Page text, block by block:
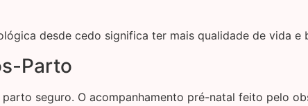
desde cedo significa ter mais qualidade de vida e
Parto
seguro. O acompanhamento pré-natal feito pelo